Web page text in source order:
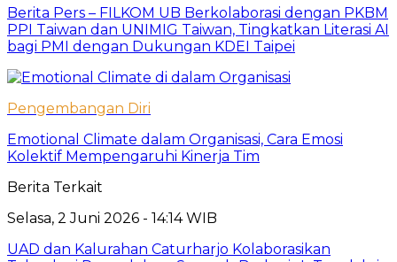
Berita Pers – FILKOM UB Berkolaborasi dengan PKBM
PPI Taiwan dan UNIMIG Taiwan, Tingkatkan Literasi AI
bagi PMI dengan Dukungan KDEI Taipei
Pengembangan Diri
Emotional Climate dalam Organisasi, Cara Emosi
Kolektif Mempengaruhi Kinerja Tim
Berita Terkait
Selasa, 2 Juni 2026 - 14:14 WIB
UAD dan Kalurahan Caturharjo Kolaborasikan